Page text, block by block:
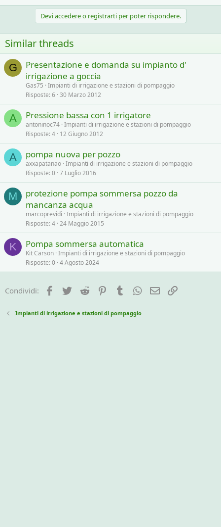
Devi accedere o registrarti per poter rispondere.
Similar threads
G
Presentazione e domanda su impianto d'
irrigazione a goccia
Gas75 Impianti di irrigazione e stazioni di pompaggio
Risposte 6 30 Marzo 2012
A Pressione bassa con 1 irrigatore
antoninoc74 Impianti di irrigazione e stazioni di pompaggio
Risposte 4 12 Giugno 2012
A pompa nuova per pozzo
axxapatanao Impianti di irrigazione e stazioni di pompaggio
Risposte 0 7 Luglio 2016
M
protezione pompa sommersa pozzo da
mancanza acqua
marcoprevidi Impianti di irrigazione e stazioni di pompaggio
Risposte 4 24 Maggio 2015
K Pompa sommersa automatica
Kit Carson Impianti di irrigazione e stazioni di pompaggio
Risposte 0 4 Agosto 2024
Condividi: Facebook
Twitter Reddit PinterestTumblrWhatsApp
e-mail
Impianti di irrigazione e stazioni di pompaggio